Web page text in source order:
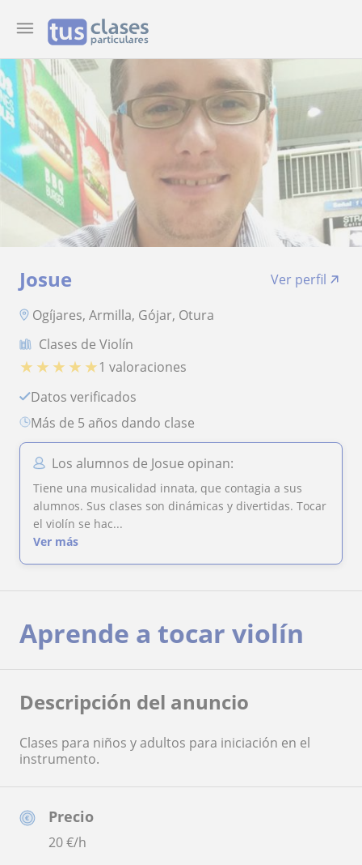
Josue
Ver perfil
Ogíjares, Armilla, Gójar, Otura
Clases de Violín
★ ★ ★ ★ ★1 valoraciones
Datos verificados
más de 5 años dando clase
Los alumnos de Josue opinan:
Tiene una musicalidad innata, que contagia a sus
alumnos. Sus clases son dinámicas y divertidas. Tocar
el violín se hac...
Ver más
Precio
20€/h
Aprende a tocar violín
Descripción del anuncio
Clases para niños y adultos para iniciación en el
instrumento.